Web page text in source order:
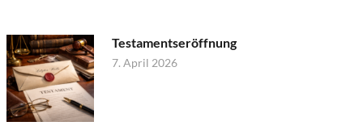
Testamentseröffnung
7. April 2026